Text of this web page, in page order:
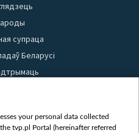
супраца
Беларусі
матэрыялаў
your personal data collected
tvp.pl Portal (hereinafter referred